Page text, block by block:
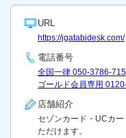
URL
https://jgatabidesk.com/
電話番号
全国一律 050-3786-
ゴールド会員専用
店舗紹介
セゾンカード・UCカ
ただけます。